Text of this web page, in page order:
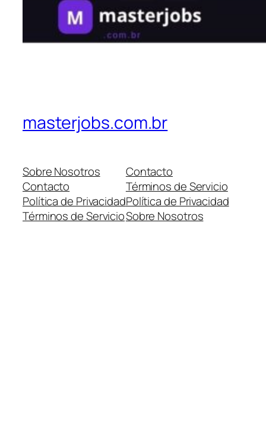
masterjobs.com.br
Sobre Nosotros
Contacto
Política de Privacidad
Términos de Servicio
Contacto
Términos de Servicio
Política de Privacidad
Sobre Nosotros